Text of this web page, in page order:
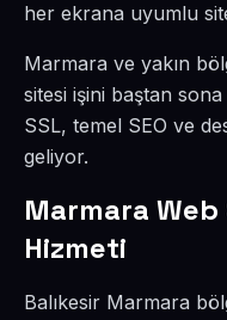
her ekrana uyumlu
Marmara ve yakın
sitesi işini baştan
SSL, temel SEO ve
geliyor.
Marmara Web
Hizmeti
Balıkesir Marmara